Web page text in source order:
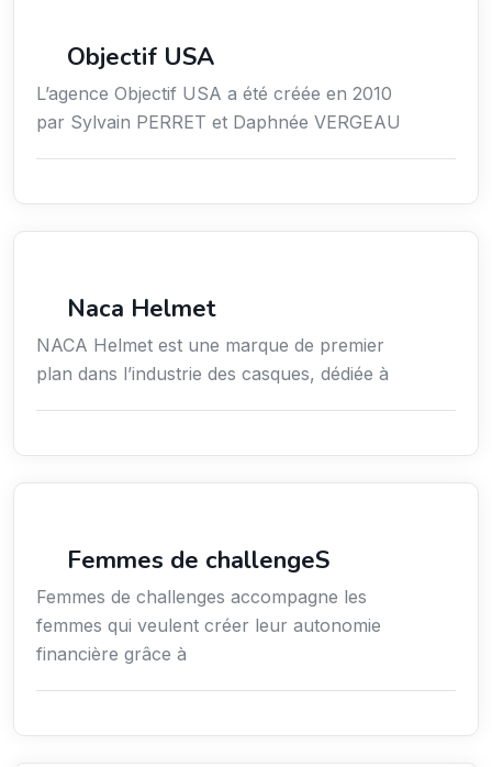
Objectif USA
L’agence Objectif USA a été créée en 2010
par Sylvain PERRET et Daphnée VERGEAU
Naca Helmet
NACA Helmet est une marque de premier
plan dans l’industrie des casques, dédiée à
Femmes de challengeS
Femmes de challenges accompagne les
femmes qui veulent créer leur autonomie
financière grâce à